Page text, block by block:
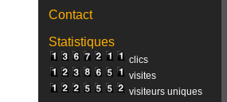
Contact
Statistiques
clics
visites
visiteurs uniques